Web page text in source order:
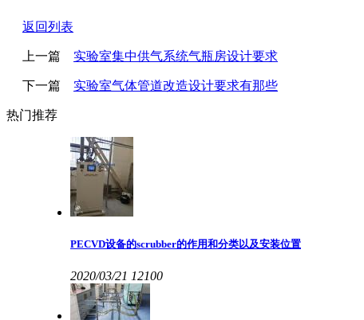
返回列表
上一篇 实验室集中供气系统气瓶房设计要求
下一篇 实验室气体管道改造设计要求有那些
热门推荐
PECVD设备的scrubber的作用和分类以及安装位置
2020/03/21 12100